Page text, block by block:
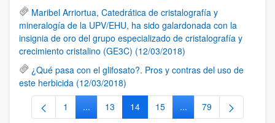
Maribel Arriortua, Catedrática de cristalografía y
mineralogía de la UPV/EHU, ha sido galardonada con la
insignia de oro del grupo especializado de cristalografía y
crecimiento cristalino (GE3C) (12/03/2018)
¿Qué pasa con el glifosato?. Pros y contras del uso de
este herbicida (12/03/2018)
Página
1 ...Páginas intermedias Use TAB para desplazarse.
Página
13 Página
14 Página
15 ...Páginas intermedias
Página
79